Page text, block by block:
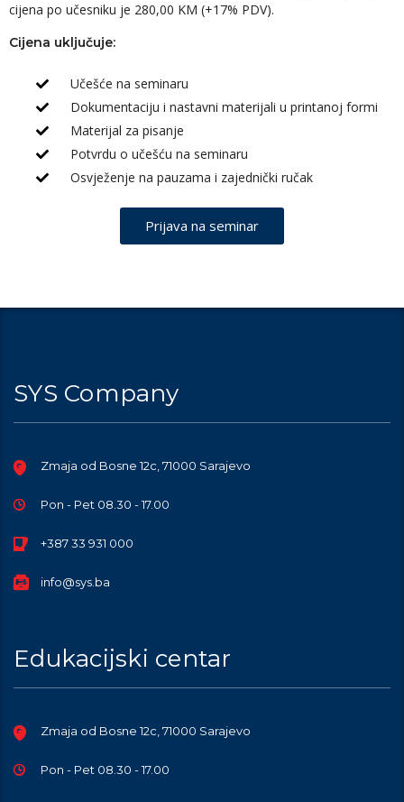
cijena po učesniku je 280,00 KM (+17% PDV).
Cijena uključuje:
Učešće na seminaru
Dokumentaciju i nastavni materijali u printanoj formi
Materijal za pisanje
Potvrdu o učešću na seminaru
Osvježenje na pauzama i zajednički ručak
Prijava na seminar
SYS Company
Zmaja od Bosne 12c, 71000 Sarajevo
Pon - Pet 08.30 - 17.00
+387 33 931 000
info@sys.ba
Edukacijski centar
Zmaja od Bosne 12c, 71000 Sarajevo
Pon - Pet 08.30 - 17.00